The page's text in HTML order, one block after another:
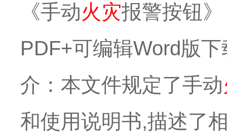
《手动火灾报警按钮
PDF+可编辑Word版
介：本文件规定了手动
和使用说明书,描述了